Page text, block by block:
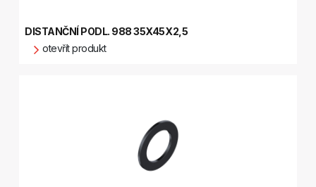
DISTANČNÍ PODL. 988 35X45X2,5
otevřít produkt